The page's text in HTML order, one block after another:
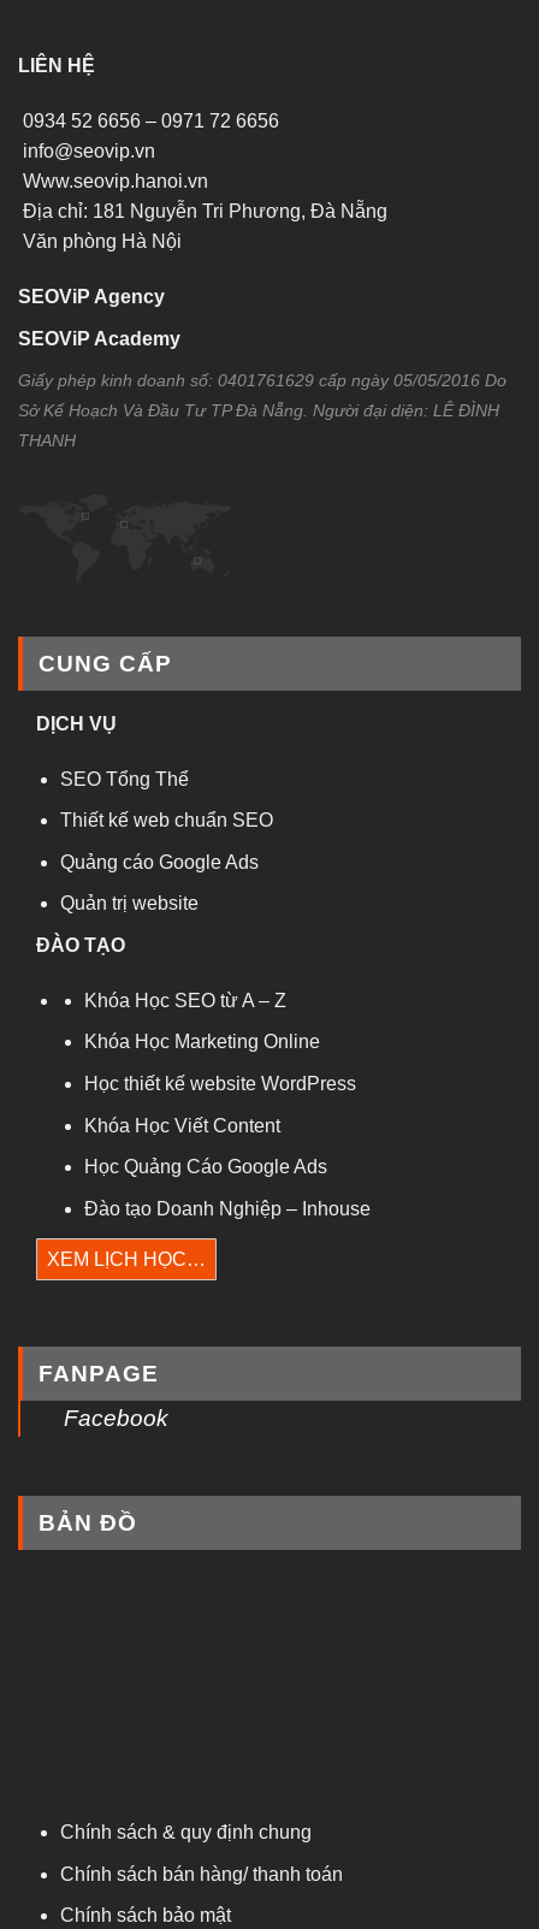
LIÊN HỆ
0934 52 6656 – 0971 72 6656
info@seovip.vn
Www.seovip.hanoi.vn
Địa chỉ: 181 Nguyễn Tri Phương, Đà Nẵng
Văn phòng Hà Nội
SEOViP Agency
SEOViP Academy
Giấy phép kinh doanh số: 0401761629 cấp ngày 05/05/2016 Do
Sở Kế Hoạch Và Đầu Tư TP Đà Nẵng. Người đại diện: LÊ ĐÌNH
THANH
CUNG CẤP
DỊCH VỤ
SEO Tổng Thể
Thiết kế web chuẩn SEO
Quảng cáo Google Ads
Quản trị website
ĐÀO TẠO
Khóa Học SEO từ A – Z
Khóa Học Marketing Online
Học thiết kế website WordPress
Khóa Học Viết Content
Học Quảng Cáo Google Ads
Đào tạo Doanh Nghiệp – Inhouse
XEM LỊCH HỌC…
FANPAGE
Facebook
BẢN ĐỒ
Chính sách & quy định chung
Chính sách bán hàng/ thanh toán
Chính sách bảo mật